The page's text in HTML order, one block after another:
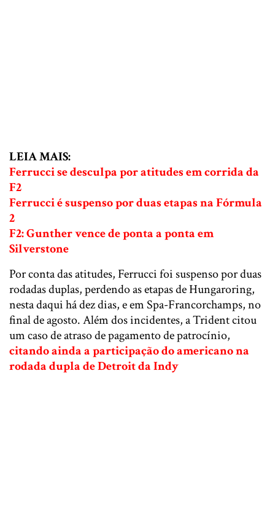
LEIA MAIS:
Ferrucci se desculpa por atitudes em corrida da
F2
Ferrucci é suspenso por duas etapas na Fórmula
2
F2: Gunther vence de ponta a ponta em
Silverstone
Por conta das atitudes, Ferrucci foi suspenso por duas
rodadas duplas, perdendo as etapas de Hungaroring,
nesta daqui há dez dias, e em Spa-Francorchamps, no
final de agosto. Além dos incidentes, a Trident citou
um caso de atraso de pagamento de patrocínio,
citando ainda a participação do americano na
rodada dupla de Detroit da Indy